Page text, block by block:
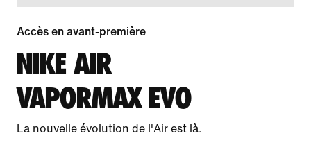
Accès en avant-première
NIKE AIR
VAPORMAX EVO
La nouvelle évolution de l'Air est là.